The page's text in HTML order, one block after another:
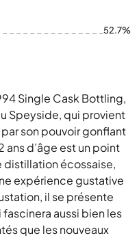
52.7%
Single Cask Bottling,
Speyside, qui provient
son pouvoir gonflant
ans d’âge est un point
distillation écossaise,
expérience gustative
il se présente
aussi bien les
que les nouveaux